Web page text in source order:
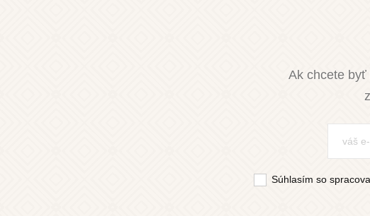
Ak chcete byť
Súhlasím so